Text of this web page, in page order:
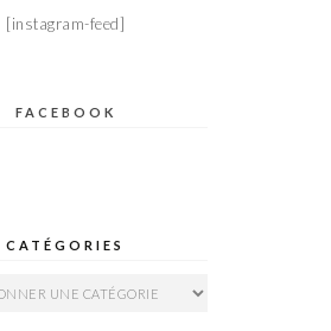
[instagram-feed]
FACEBOOK
CATÉGORIES